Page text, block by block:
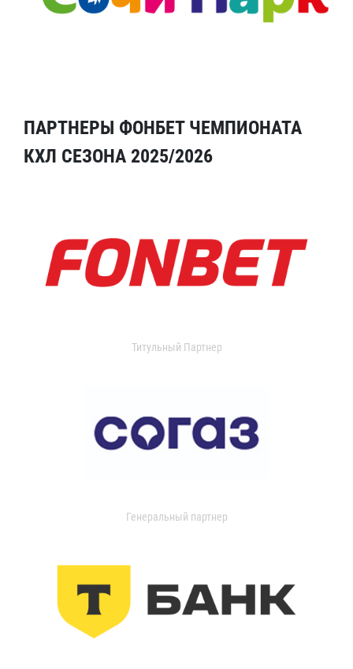
ПАРТНЕРЫ ФОНБЕТ ЧЕМПИОНАТА
КХЛ СЕЗОНА 2025/2026
Титульный Партнер
Генеральный партнер